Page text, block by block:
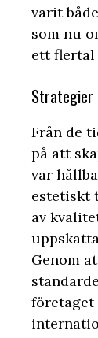
varit
som nu
ett flertal
Från de
på att
var
estetiskt
av
Genom
företaget